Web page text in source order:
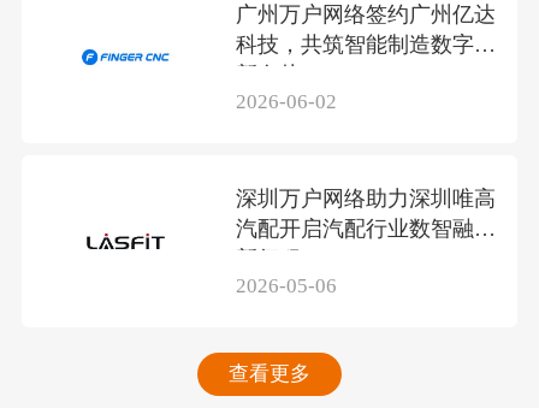
广州万户网络签约广州亿达
科技，共筑智能制造数字化
新名片
2026-06-02
深圳万户网络助力深圳唯高
汽配开启汽配行业数智融合
新征程
2026-05-06
查看更多